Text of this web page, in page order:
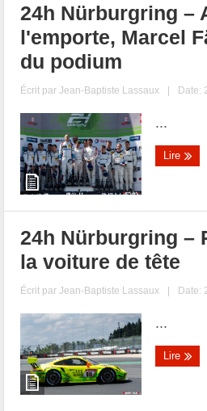
24h Nürburgring –
l'emporte, Marcel
du podium
Écrit parJean-Baptiste Lassaux | Date:
...
Lire
24h Nürburgring –
la voiture de tête
Écrit parJean-Baptiste Lassaux | Date:
...
Lire